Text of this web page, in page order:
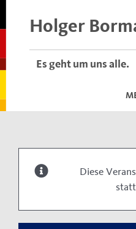
Holger
Es geht um uns alle.
Dafür stehe ich
Termine vor Ort
Diese